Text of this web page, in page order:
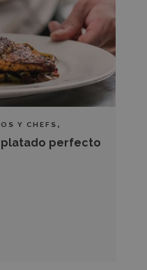
Y CHEFS ,
perfecto